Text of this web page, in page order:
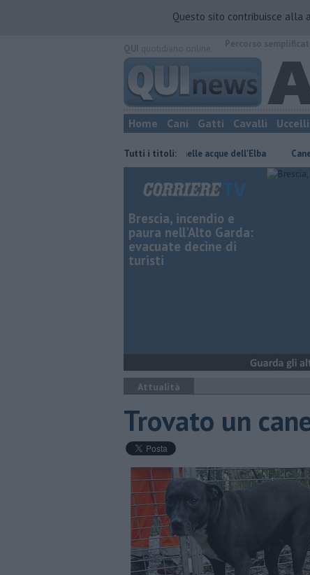
Questo sito contribuisce alla
Home Cani Gatti Cavalli Uccelli
Tutti i titoli:
Rara tartaruga marina nelle acque dell'Elba Cane
Brescia, incendio e
paura nell'Alto Garda:
evacuate decine di
turisti
Attualità
Trovato un